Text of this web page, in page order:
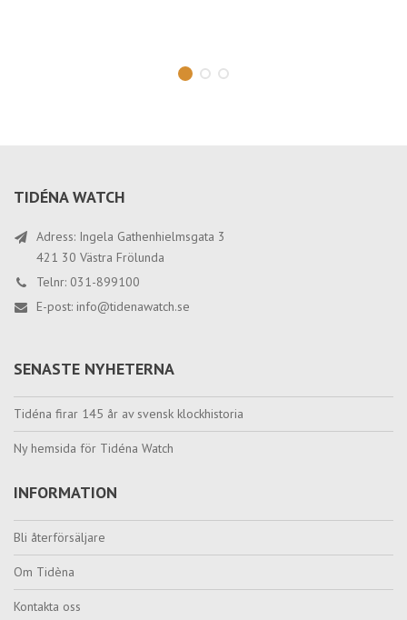
TIDÉNA WATCH
Adress: Ingela Gathenhielmsgata 3
421 30 Västra Frölunda
Telnr: 031-899100
E-post: info@tidenawatch.se
SENASTE NYHETERNA
Tidéna firar 145 år av svensk klockhistoria
Ny hemsida för Tidéna Watch
INFORMATION
Bli återförsäljare
Om Tidèna
Kontakta oss